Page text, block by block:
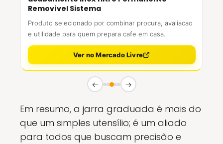
Removível Sistema
Produto selecionado por combinar procura, avaliacao
e utilidade para quem prepara cafe em casa.
Ver no Mercado Livre
← →
Em resumo, a jarra graduada é mais do
que um simples utensílio; é um aliado
para todos que buscam precisão e